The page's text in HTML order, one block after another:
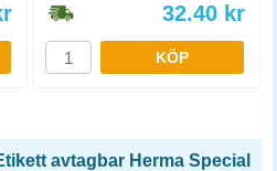
32.40 kr
KÖP
avtagbar Herma Special